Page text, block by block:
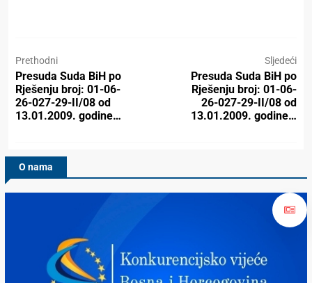
Prethodni
Presuda Suda BiH po
Rješenju broj: 01-06-
26-027-29-II/08 od
13.01.2009. godine…
Sljedeći
Presuda Suda BiH po
Rješenju broj: 01-06-
26-027-29-II/08 od
13.01.2009. godine…
O nama